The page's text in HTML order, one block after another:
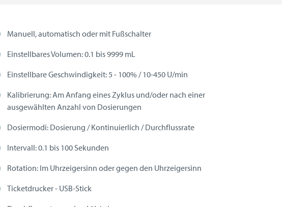
Manuell, automatisch oder mit Fußschalter
Einstellbares Volumen: 0.1 bis 9999 mL
Einstellbare Geschwindigkeit: 5 - 100% / 10-450 U/min
Kalibrierung: Am Anfang eines Zyklus und/oder nach einer
ausgewählten Anzahl von Dosierungen
Dosiermodi: Dosierung / Kontinuierlich / Durchflussrate
Intervall: 0.1 bis 100 Sekunden
Rotation: Im Uhrzeigersinn oder gegen den Uhrzeigersinn
Ticketdrucker - USB-Stick